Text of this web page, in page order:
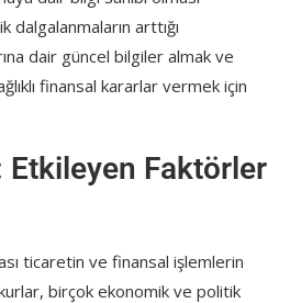
arttığı
dair güncel bilgiler almak ve
finansal kararlar vermek için
Etkileyen Faktörler
ticaretin ve finansal işlemlerin
birçok ekonomik ve politik